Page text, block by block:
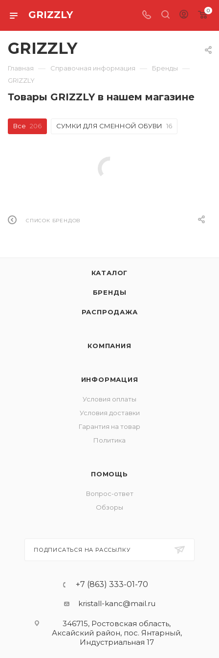
GRIZZLY 0
GRIZZLY
Главная — Справочная информация — Бренды —
GRIZZLY
Товары GRIZZLY в нашем магазине
Все 206 СУМКИ ДЛЯ СМЕННОЙ ОБУВИ 16
СПИСОК БРЕНДОВ
КАТАЛОГ
БРЕНДЫ
РАСПРОДАЖА
КОМПАНИЯ
ИНФОРМАЦИЯ
Условия оплаты
Условия доставки
Гарантия на товар
Политика
ПОМОЩЬ
Вопрос-ответ
Обзоры
ПОДПИСАТЬСЯ НА РАССЫЛКУ
+7 (863) 333-01-70
kristall-kanc@mail.ru
346715, Ростовская область​,
Аксайский район, пос. Янтарный,
Индустриальная 17